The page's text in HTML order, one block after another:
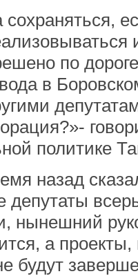
по
в
политике
назад
нынешний
а
будут